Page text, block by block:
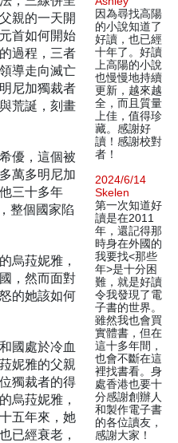
親的一天開
首如何開始
過程，三者
導走向滅亡
尼加獨裁者
荒誕，刻畫
優，這個被
萬多明尼加
三十多年
整個國家陷
烏菈妮雅，
，然而面對
的她該如何
國處於冷血
妮雅的父親
獨裁者的得
烏菈妮雅，
五年來，她
已經衰老，
因為尋找高陽
的小說知道了
好讀，也已經
十年了。好讀
上高陽的小說
也慢慢地持續
更新，越來越
全，而且質量
上佳，值得珍
藏。感謝好
讀！感謝校對
者！
2024/6/14
Skelen
第一次知道好
讀是在2011
年，還記得那
時身在外國的
我要找<那些
年>是十分困
難，就是好讀
令我發現了電
子書的世界。
雖然我也會買
實體書，但在
這十多年間，
也會不斷在這
裡找書看。身
處香港也要十
分感謝創辦人
和製作電子書
的各位讀友，
感謝大家！